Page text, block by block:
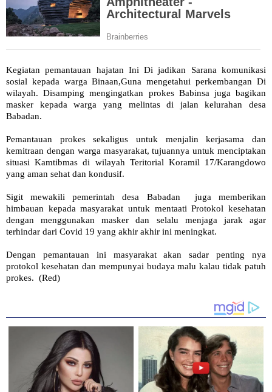
Kegiatan pemantauan hajatan Ini Di jadikan Sarana komunikasi
sosial kepada warga Binaan,Guna mengetahui perkembangan Di
wilayah. Disamping mengingatkan prokes Babinsa juga bagikan
masker kepada warga yang melintas di jalan kelurahan desa
Babadan.
Pemantauan prokes sekaligus untuk menjalin kerjasama dan
kemitraan dengan warga masyarakat, tujuannya untuk menciptakan
situasi Kamtibmas di wilayah Teritorial Koramil 17/Karangdowo
yang aman sehat dan kondusif.
Sigit mewakili pemerintah desa Babadan juga memberikan
himbauan kepada masyarakat untuk mentaati Protokol kesehatan
dengan menggunakan masker dan selalu menjaga jarak agar
terhindar dari Covid 19 yang akhir akhir ini meningkat.
Dengan pemantauan ini masyarakat akan sadar penting nya
protokol kesehatan dan mempunyai budaya malu kalau tidak patuh
prokes. (Red)